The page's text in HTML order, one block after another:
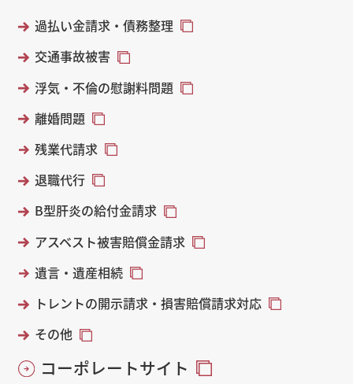
過払い金請求・債務整理
交通事故被害
浮気・不倫の慰謝料問題
離婚問題
残業代請求
退職代行
B型肝炎の給付金請求
アスベスト被害賠償金請求
遺言・遺産相続
トレントの開示請求・損害賠償請求対応
その他
コーポレートサイト